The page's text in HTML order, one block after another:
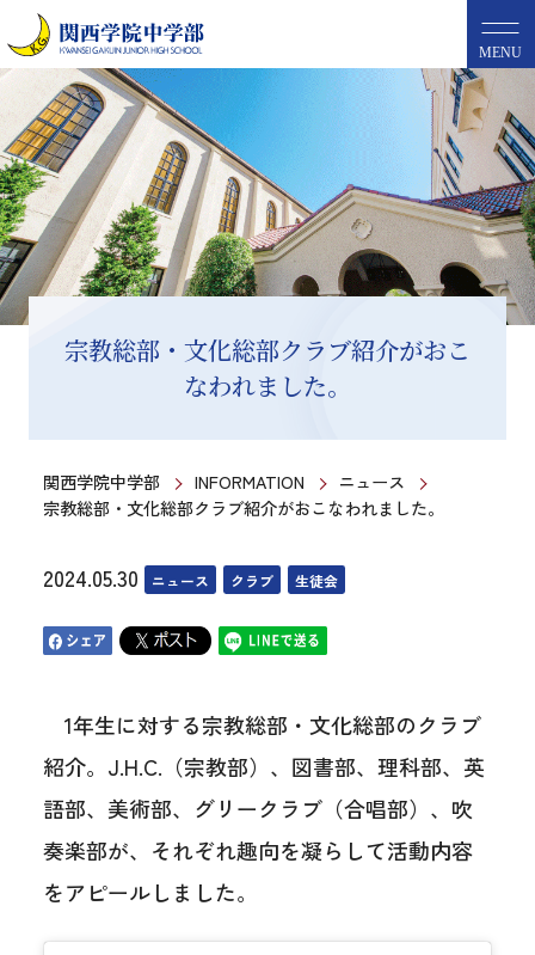
MENU
宗教総部・文化総部クラブ紹介がおこ
なわれました。
関西学院中学部 INFORMATION
ニュース
宗教総部・文化総部クラブ紹介がおこなわれました。
2024.05.30 ニュース クラブ 生徒会
1年生に対する宗教総部・文化総部のクラブ
紹介。J.H.C.（宗教部）、図書部、理科部、英
語部、美術部、グリークラブ（合唱部）、吹
奏楽部が、それぞれ趣向を凝らして活動内容
をアピールしました。